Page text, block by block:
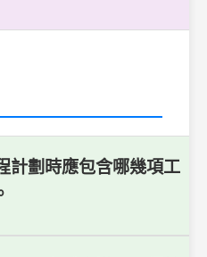
計劃時應包含哪幾項工